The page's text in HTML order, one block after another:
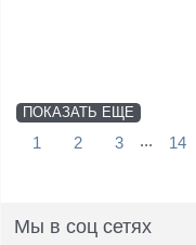
ПОКАЗАТЬ ЕЩЕ
1 2 3 ... 14
Мы в соц сетях